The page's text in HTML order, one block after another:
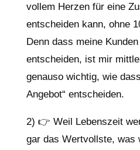
vollem Herzen für eine
entscheiden kann, ohne
Denn dass meine
entscheiden, ist mir
genauso wichtig, wie
Angebot“ entscheiden.
2) 👉 Weil Lebenszeit
gar das Wertvollste, was